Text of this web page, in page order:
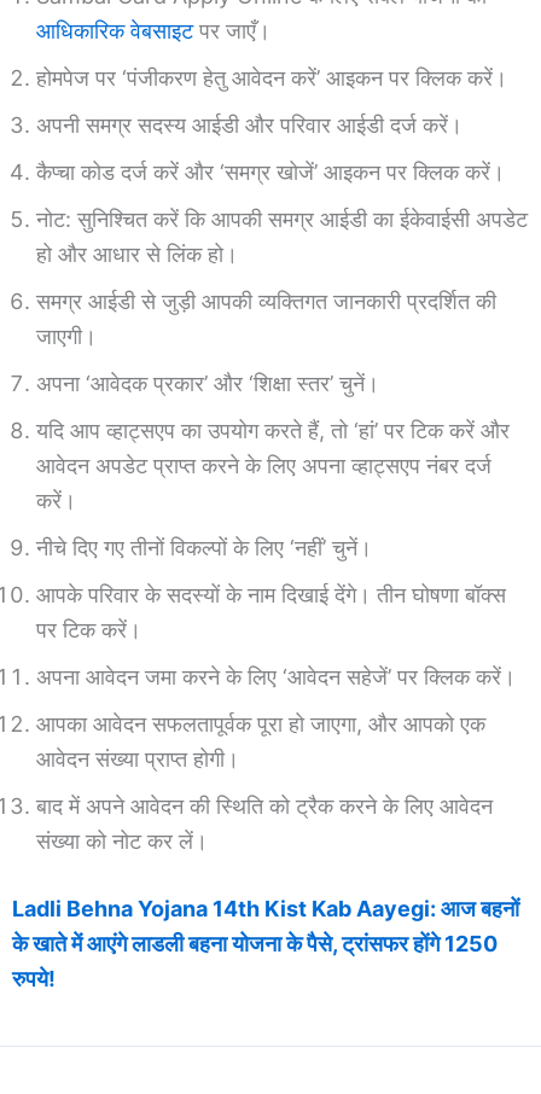
आधिकारिक वेबसाइटपर जाएँ।
होमपेज पर ‘पंजीकरण हेतु आवेदन करें’ आइकन पर क्लिक करें।
अपनी समग्र सदस्य आईडी और परिवार आईडी दर्ज करें।
कैप्चा कोड दर्ज करें और ‘समग्र खोजें’ आइकन पर क्लिक करें।
नोट: सुनिश्चित करें कि आपकी समग्र आईडी का ईकेवाईसी अपडेट
हो और आधार से लिंक हो।
समग्र आईडी से जुड़ी आपकी व्यक्तिगत जानकारी प्रदर्शित की
जाएगी।
अपना ‘आवेदक प्रकार’ और ‘शिक्षा स्तर’ चुनें।
यदि आप व्हाट्सएप का उपयोग करते हैं, तो ‘हां’ पर टिक करें और
आवेदन अपडेट प्राप्त करने के लिए अपना व्हाट्सएप नंबर दर्ज
करें।
नीचे दिए गए तीनों विकल्पों के लिए ‘नहीं’ चुनें।
आपके परिवार के सदस्यों के नाम दिखाई देंगे। तीन घोषणा बॉक्स
पर टिक करें।
अपना आवेदन जमा करने के लिए ‘आवेदन सहेजें’ पर क्लिक करें।
आपका आवेदन सफलतापूर्वक पूरा हो जाएगा, और आपको एक
आवेदन संख्या प्राप्त होगी।
बाद में अपने आवेदन की स्थिति को ट्रैक करने के लिए आवेदन
संख्या को नोट कर लें।
Ladli Behna Yojana 14th Kist Kab Aayegi: आज बहनों
के खाते में आएंगे लाडली बहना योजना के पैसे, ट्रांसफर होंगे 1250
रुपये!